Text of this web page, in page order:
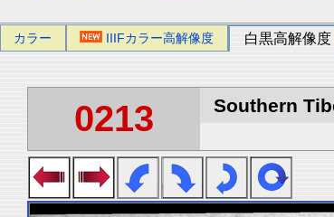
カラー IIIFカラー高解像度 白黒高解像度
0213 Southern